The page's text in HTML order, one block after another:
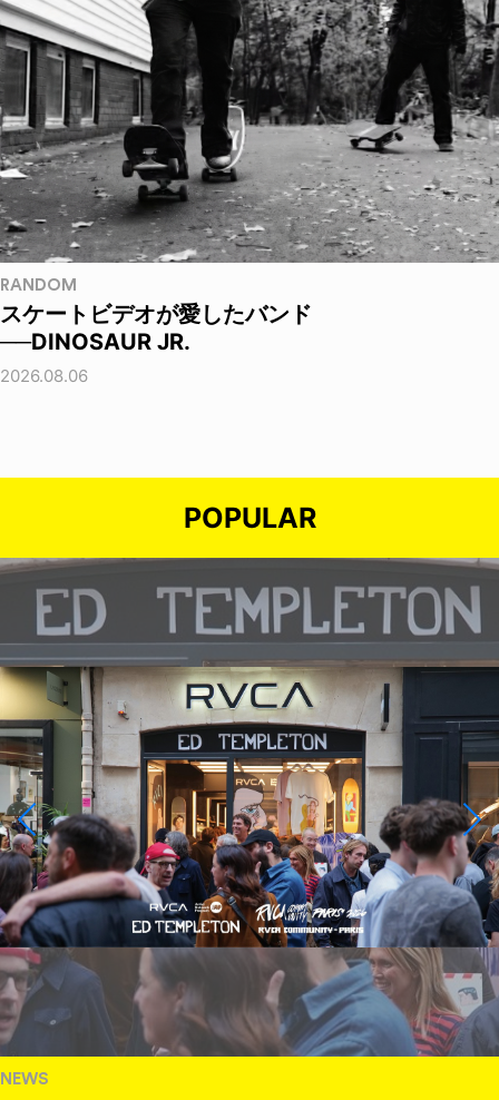
RANDOM
スケートビデオが愛したバンド
──DINOSAUR JR.
2026.08.06
POPULAR
NEWS